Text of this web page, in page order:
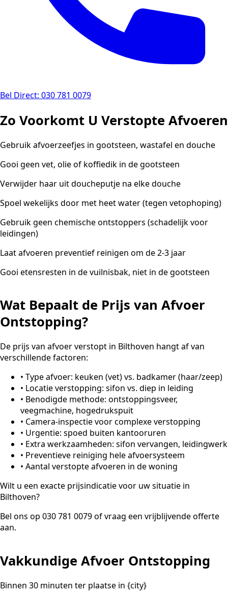
Bel Direct: 030 781 0079
Zo Voorkomt U Verstopte Afvoeren
Gebruik afvoerzeefjes in gootsteen, wastafel en douche
Gooi geen vet, olie of koffiedik in de gootsteen
Verwijder haar uit doucheputje na elke douche
Spoel wekelijks door met heet water (tegen vetophoping)
Gebruik geen chemische ontstoppers (schadelijk voor
leidingen)
Laat afvoeren preventief reinigen om de 2-3 jaar
Gooi etensresten in de vuilnisbak, niet in de gootsteen
Wat Bepaalt de Prijs van Afvoer
Ontstopping?
De prijs van afvoer verstopt in Bilthoven hangt af van
verschillende factoren:
• Type afvoer: keuken (vet) vs. badkamer (haar/zeep)
• Locatie verstopping: sifon vs. diep in leiding
• Benodigde methode: ontstoppingsveer,
veegmachine, hogedrukspuit
• Camera-inspectie voor complexe verstopping
• Urgentie: spoed buiten kantooruren
• Extra werkzaamheden: sifon vervangen, leidingwerk
• Preventieve reiniging hele afvoersysteem
• Aantal verstopte afvoeren in de woning
Wilt u een exacte prijsindicatie voor uw situatie in
Bilthoven?
Bel ons op 030 781 0079 of vraag een vrijblijvende offerte
aan.
Vakkundige Afvoer Ontstopping
Binnen 30 minuten ter plaatse in {city}